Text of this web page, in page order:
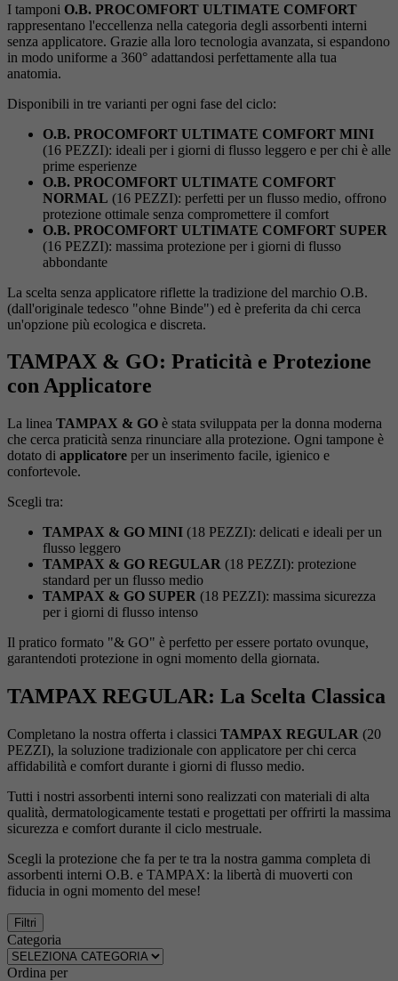
I tamponi O.B. PROCOMFORT ULTIMATE COMFORT
rappresentano l'eccellenza nella categoria degli assorbenti interni
senza applicatore. Grazie alla loro tecnologia avanzata, si espandono
in modo uniforme a 360° adattandosi perfettamente alla tua
anatomia.
Disponibili in tre varianti per ogni fase del ciclo:
O.B. PROCOMFORT ULTIMATE COMFORT MINI
(16 PEZZI): ideali per i giorni di flusso leggero e per chi è alle
prime esperienze
O.B. PROCOMFORT ULTIMATE COMFORT
NORMAL (16 PEZZI): perfetti per un flusso medio, offrono
protezione ottimale senza compromettere il comfort
O.B. PROCOMFORT ULTIMATE COMFORT SUPER
(16 PEZZI): massima protezione per i giorni di flusso
abbondante
La scelta senza applicatore riflette la tradizione del marchio O.B.
(dall'originale tedesco "ohne Binde") ed è preferita da chi cerca
un'opzione più ecologica e discreta.
TAMPAX & GO: Praticità e Protezione
con Applicatore
La linea TAMPAX & GO è stata sviluppata per la donna moderna
che cerca praticità senza rinunciare alla protezione. Ogni tampone è
dotato di applicatore per un inserimento facile, igienico e
confortevole.
Scegli tra:
TAMPAX & GO MINI (18 PEZZI): delicati e ideali per un
flusso leggero
TAMPAX & GO REGULAR (18 PEZZI): protezione
standard per un flusso medio
TAMPAX & GO SUPER (18 PEZZI): massima sicurezza
per i giorni di flusso intenso
Il pratico formato "& GO" è perfetto per essere portato ovunque,
garantendoti protezione in ogni momento della giornata.
TAMPAX REGULAR: La Scelta Classica
Completano la nostra offerta i classici TAMPAX REGULAR (20
PEZZI), la soluzione tradizionale con applicatore per chi cerca
affidabilità e comfort durante i giorni di flusso medio.
Tutti i nostri assorbenti interni sono realizzati con materiali di alta
qualità, dermatologicamente testati e progettati per offrirti la massima
sicurezza e comfort durante il ciclo mestruale.
Scegli la protezione che fa per te tra la nostra gamma completa di
assorbenti interni O.B. e TAMPAX: la libertà di muoverti con
fiducia in ogni momento del mese!
Filtri
Categoria
Ordina per